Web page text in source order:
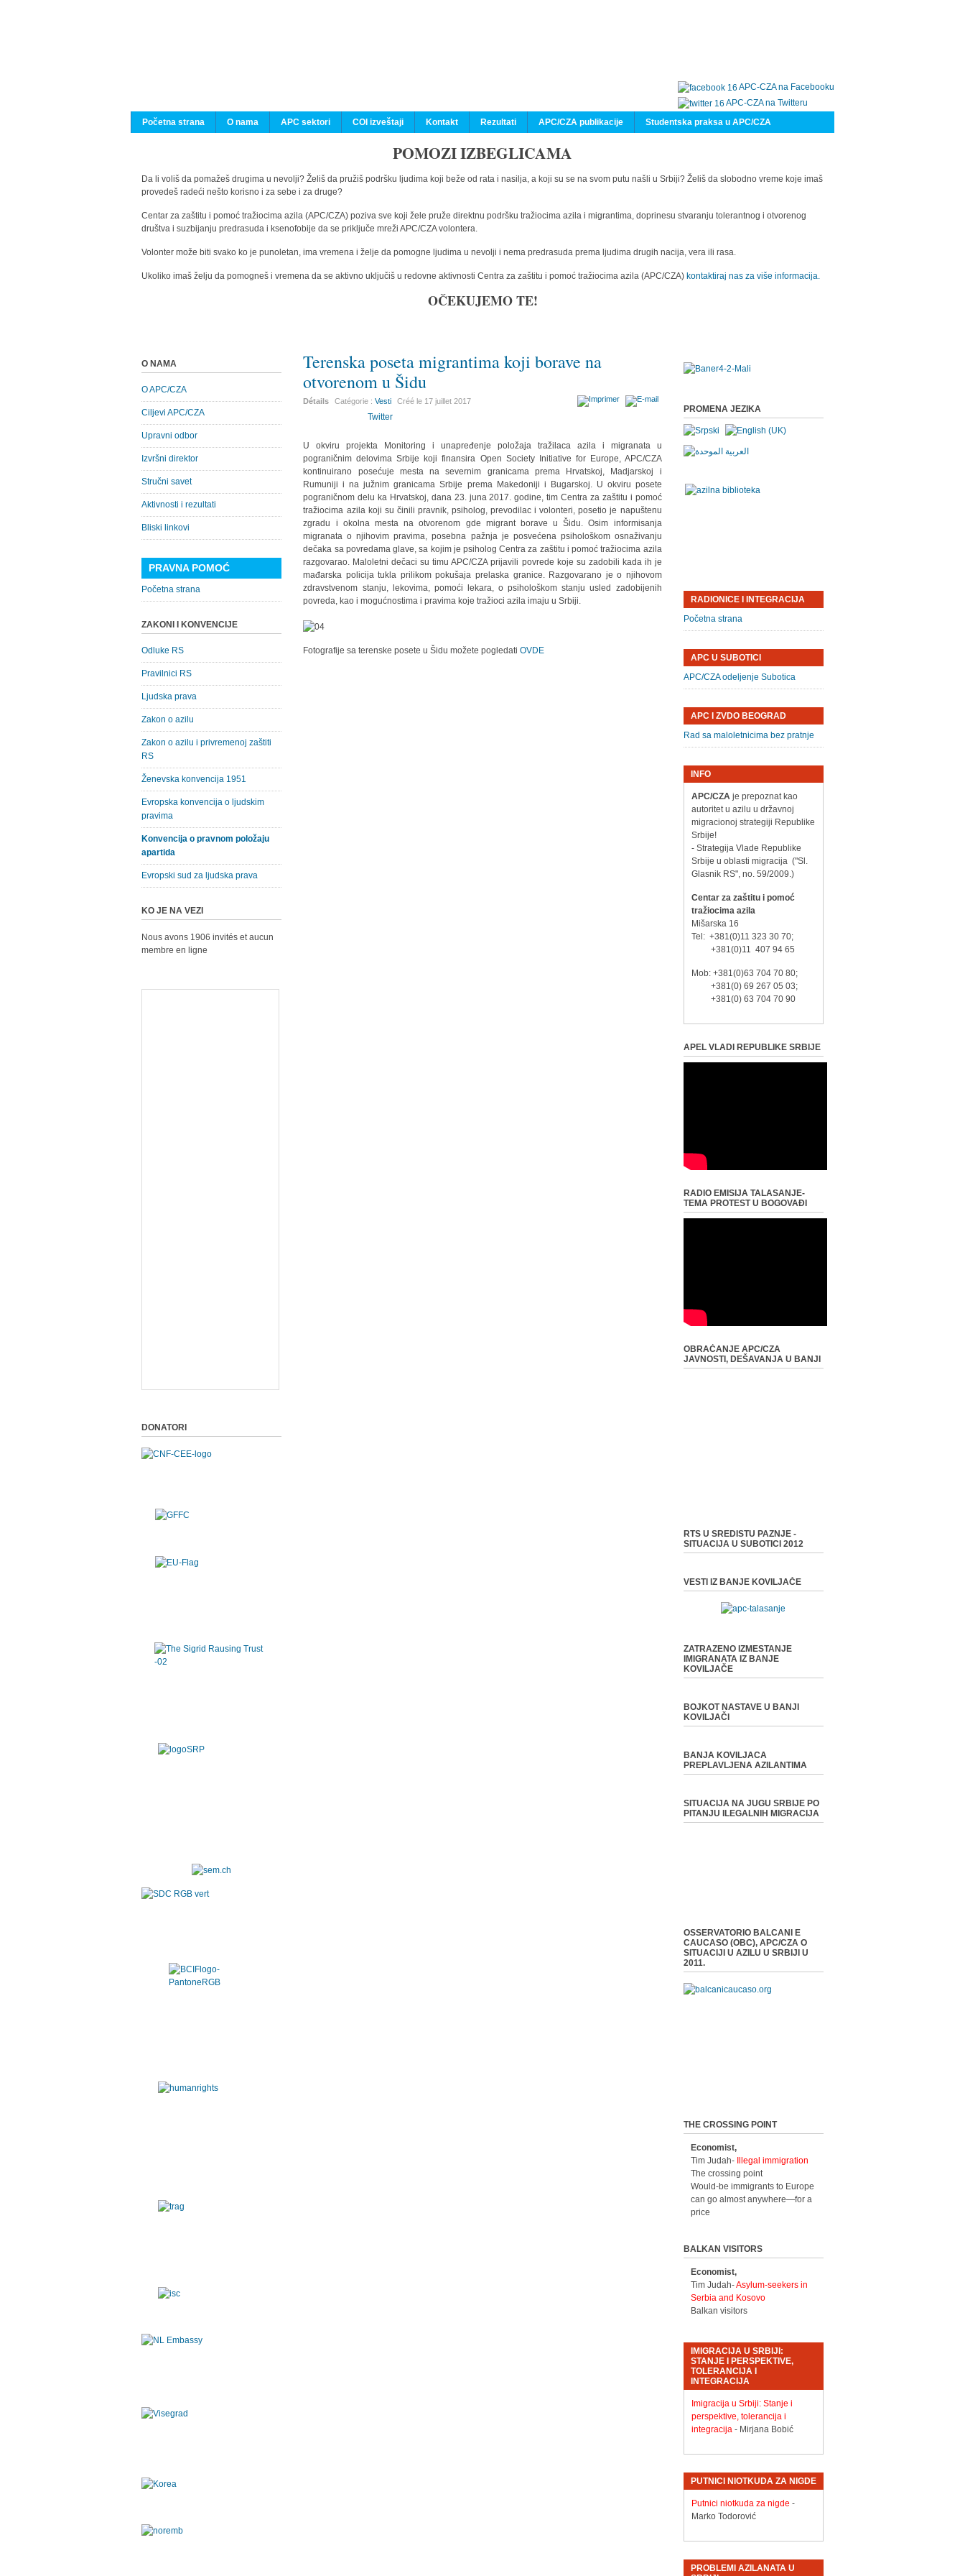
APC-CZA na Facebooku
APC-CZA na Twitteru
Početna strana
O nama APC sektori COI izveštaji Kontakt Rezultati APC/CZA publikacije Studentska praksa u APC/CZA
POMOZI IZBEGLICAMA
Da li voliš da pomažeš drugima u nevolji? Želiš da pružiš podršku ljudima koji beže od rata i nasilja, a koji su se na svom putu našli u Srbiji? Želiš da slobodno vreme koje imaš
provedeš radeći nešto korisno i za sebe i za druge?
Centar za zaštitu i pomoć tražiocima azila (APC/CZA) poziva sve koji žele pruže direktnu podršku tražiocima azila i migrantima, doprinesu stvaranju tolerantnog i otvorenog
društva i suzbijanju predrasuda i ksenofobije da se priključe mreži APC/CZA volontera.
Volonter može biti svako ko je punoletan, ima vremena i želje da pomogne ljudima u nevolji i nema predrasuda prema ljudima drugih nacija, vera ili rasa.
Ukoliko imaš želju da pomogneš i vremena da se aktivno uključiš u redovne aktivnosti Centra za zaštitu i pomoć tražiocima azila (APC/CZA) kontaktiraj nas za više informacija.
OČEKUJEMO TE!
Terenska poseta migrantima koji borave na
otvorenom u Šidu
Détails Catégorie :Vesti Créé le 17 juillet 2017
Twitter
U okviru projekta Monitoring i unapređenje položaja tražilaca azila i migranata u
pograničnim delovima Srbije koji finansira Open Society Initiative for Europe, APC/CZA
kontinuirano posećuje mesta na severnim granicama prema Hrvatskoj, Madjarskoj i
Rumuniji i na južnim granicama Srbije prema Makedoniji i Bugarskoj. U okviru posete
pograničnom delu ka Hrvatskoj, dana 23. juna 2017. godine, tim Centra za zaštitu i pomoć
tražiocima azila koji su činili pravnik, psiholog, prevodilac i volonteri, posetio je napuštenu
zgradu i okolna mesta na otvorenom gde migrant borave u Šidu. Osim informisanja
migranata o njihovim pravima, posebna pažnja je posvećena psihološkom osnaživanju
dečaka sa povredama glave, sa kojim je psiholog Centra za zaštitu i pomoć tražiocima azila
razgovarao. Maloletni dečaci su timu APC/CZA prijavili povrede koje su zadobili kada ih je
mađarska policija tukla prilikom pokušaja prelaska granice. Razgovarano je o njihovom
zdravstvenom stanju, lekovima, pomoći lekara, o psihološkom stanju usled zadobijenih
povreda, kao i mogućnostima i pravima koje tražioci azila imaju u Srbiji.
Fotografije sa terenske posete u Šidu možete pogledatiOVDE
O NAMA
O APC/CZA
Ciljevi APC/CZA
Upravni odbor
Izvršni direktor
Stručni savet
Aktivnosti i rezultati
Bliski linkovi
PRAVNA POMOĆ
Početna strana
ZAKONI I KONVENCIJE
Odluke RS
Pravilnici RS
Ljudska prava
Zakon o azilu
Zakon o azilu i privremenoj zaštiti
RS
Ženevska konvencija 1951
Evropska konvencija o ljudskim
pravima
Konvencija o pravnom položaju
apartida
Evropski sud za ljudska prava
KO JE NA VEZI
Nous avons 1906 invités et aucun
membre en ligne
DONATORI
PROMENA JEZIKA
RADIONICE I INTEGRACIJA
Početna strana
APC U SUBOTICI
APC/CZA odeljenje Subotica
APC I ZVDO BEOGRAD
Rad sa maloletnicima bez pratnje
INFO
APC/CZAje prepoznat kao
autoritet u azilu u državnoj
migracionoj strategiji Republike
Srbije!
- Strategija Vlade Republike
Srbije u oblasti migracija ("Sl.
Glasnik RS", no. 59/2009.)
Centar za zaštitu i pomoć
tražiocima azila
Mišarska 16
Tel: +381(0)11 323 30 70;
+381(0)11 407 94 65
Mob: +381(0)63 704 70 80;
+381(0) 69 267 05 03;
+381(0) 63 704 70 90
APEL VLADI REPUBLIKE SRBIJE
RADIO EMISIJA TALASANJE-
TEMA PROTEST U BOGOVAĐI
OBRAĆANJE APC/CZA
JAVNOSTI, DEŠAVANJA U BANJI
RTS U SREDISTU PAZNJE -
SITUACIJA U SUBOTICI 2012
VESTI IZ BANJE KOVILJAČE
ZATRAZENO IZMESTANJE
IMIGRANATA IZ BANJE
KOVILJAČE
BOJKOT NASTAVE U BANJI
KOVILJAČI
BANJA KOVILJACA
PREPLAVLJENA AZILANTIMA
SITUACIJA NA JUGU SRBIJE PO
PITANJU ILEGALNIH MIGRACIJA
OSSERVATORIO BALCANI E
CAUCASO (OBC), APC/CZA O
SITUACIJI U AZILU U SRBIJI U
2011.
THE CROSSING POINT
Economist,
Tim Judah-
Illegal immigration
The crossing point
Would-be immigrants to Europe
can go almost anywhere—for a
price
BALKAN VISITORS
Economist,
Tim Judah-Asylum-seekers in
Serbia and Kosovo
Balkan visitors
IMIGRACIJA U SRBIJI:
STANJE I PERSPEKTIVE,
TOLERANCIJA I
INTEGRACIJA
Imigracija u Srbiji: Stanje i
perspektive, tolerancija i
integracija- Mirjana Bobić
PUTNICI NIOTKUDA ZA NIGDE
Putnici niotkuda za nigde -
Marko Todorović
PROBLEMI AZILANATA U